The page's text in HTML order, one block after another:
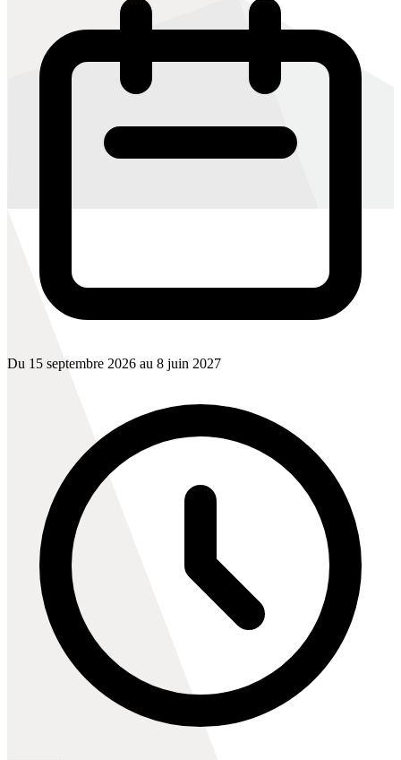
Du 15 septembre 2026 au 8 juin 2027